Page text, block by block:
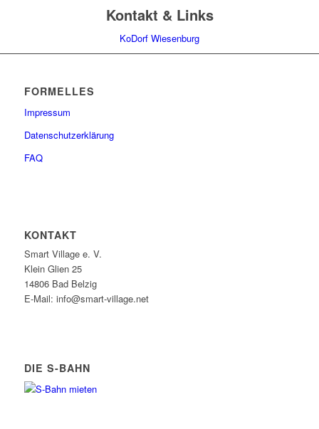
Kontakt & Links
KoDorf Wiesenburg
FORMELLES
Impressum
Datenschutzerklärung
FAQ
KONTAKT
Smart Village e. V.
Klein Glien 25
14806 Bad Belzig
E-Mail: info@smart-village.net
DIE S-BAHN